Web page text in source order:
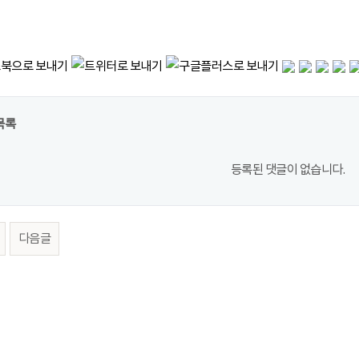
록
등록된 댓글이 없습니다.
다음글